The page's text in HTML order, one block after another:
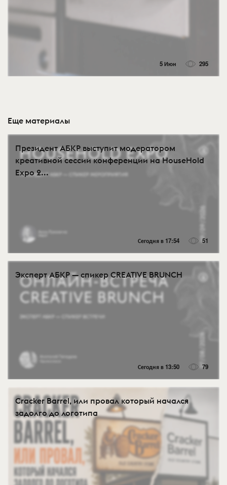
5 Июн 295
Еще материалы
Президент АБКР выступит модератором
креативной сессии конференции на HouseHold
Expo 2...
Сегодня в 17:54 51
Эксперт АБКР — спикер CREATIVE BRUNCH
Сегодня в 13:50 79
Cracker Barrel, или провал который начался
задолго до логотипа